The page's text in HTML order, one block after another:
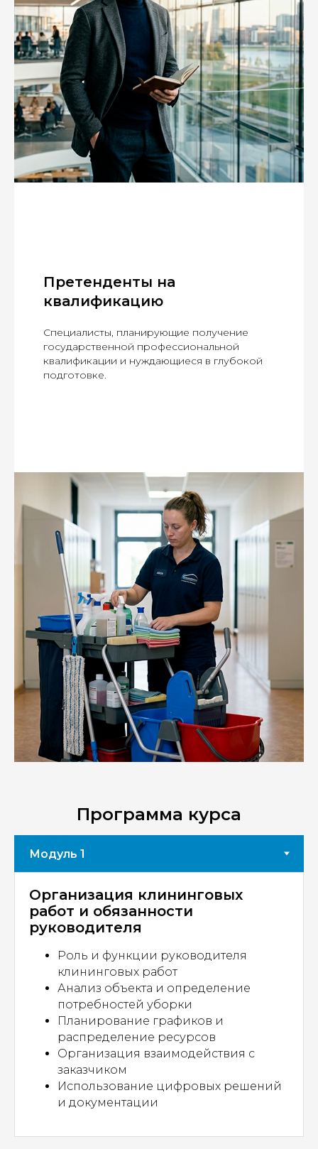
Претенденты на
квалификацию
Специалисты, планирующие получение
государственной профессиональной
квалификации и нуждающиеся в глубокой
подготовке.
Программа курса
Организация клининговых
работ и обязанности
руководителя
Роль и функции руководителя
клининговых работ
Анализ объекта и определение
потребностей уборки
Планирование графиков и
распределение ресурсов
Организация взаимодействия с
заказчиком
Использование цифровых решений
и документации